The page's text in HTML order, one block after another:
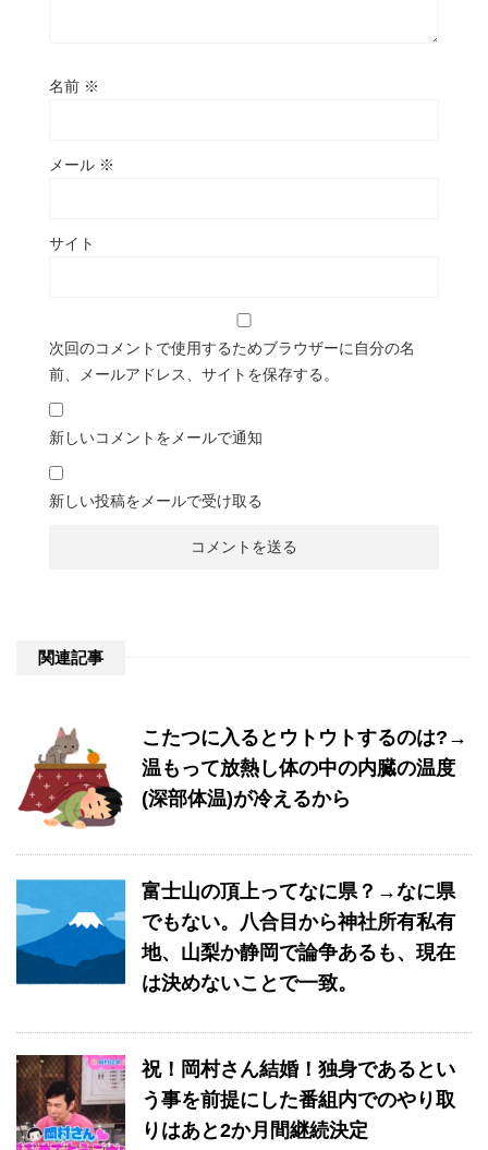
名前 ※
メール ※
サイト
次回のコメントで使用するためブラウザーに自分の名
前、メールアドレス、サイトを保存する。
新しいコメントをメールで通知
新しい投稿をメールで受け取る
関連記事
こたつに入るとウトウトするのは?→
温もって放熱し体の中の内臓の温度
(深部体温)が冷えるから
富士山の頂上ってなに県？→なに県
でもない。八合目から神社所有私有
地、山梨か静岡で論争あるも、現在
は決めないことで一致。
祝！岡村さん結婚！独身であるとい
う事を前提にした番組内でのやり取
りはあと2か月間継続決定